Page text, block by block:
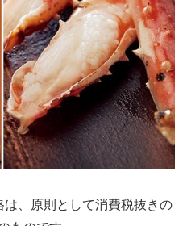
、原則として消費税抜きの